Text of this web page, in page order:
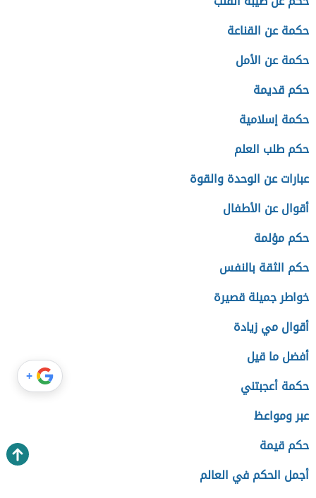
حكمة عن القناعة
حكمة عن الأمل
حكم قديمة
حكمة إسلامية
حكم طلب العلم
عبارات عن الوحدة والقوة
أقوال عن الأطفال
حكم مؤلمة
حكم الثقة بالنفس
خواطر جميلة قصيرة
أقوال مي زيادة
أفضل ما قيل
حكمة أعجبتني
عبر ومواعظ
حكم قيمة
أجمل الحكم في العالم
+